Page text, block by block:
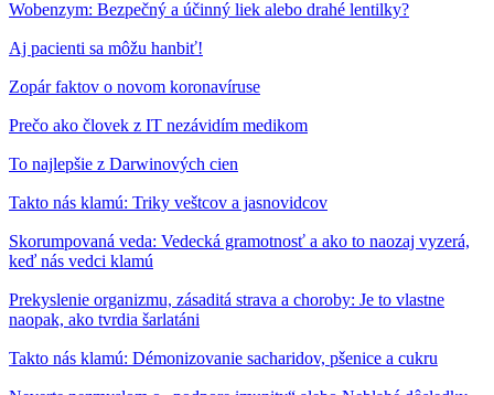
Wobenzym: Bezpečný a účinný liek alebo drahé lentilky?
Aj pacienti sa môžu hanbiť!
Zopár faktov o novom koronavíruse
Prečo ako človek z IT nezávidím medikom
To najlepšie z Darwinových cien
Takto nás klamú: Triky veštcov a jasnovidcov
Skorumpovaná veda: Vedecká gramotnosť a ako to naozaj vyzerá,
keď nás vedci klamú
Prekyslenie organizmu, zásaditá strava a choroby: Je to vlastne
naopak, ako tvrdia šarlatáni
Takto nás klamú: Démonizovanie sacharidov, pšenice a cukru